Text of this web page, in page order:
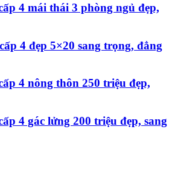
4 mái thái 3 phòng ngủ đẹp,
4 đẹp 5×20 sang trọng, đẳng
4 nông thôn 250 triệu đẹp,
4 gác lửng 200 triệu đẹp, sang